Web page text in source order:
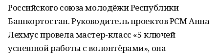
Российского союза молодёжи Республики
Башкортостан. Руководитель проектов РСМ Анна
Лехмус провела мастер-класс «5 ключей
успешной работы с волонтёрами», она